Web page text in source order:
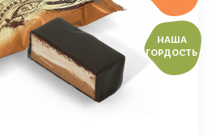
НАША
ГОРДОСТЬ